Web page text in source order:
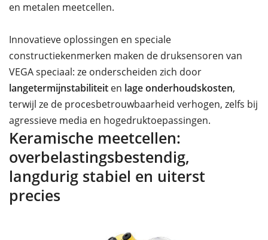
en metalen meetcellen.
Innovatieve oplossingen en speciale
constructiekenmerken maken de druksensoren van
VEGA speciaal: ze onderscheiden zich door
langetermijnstabiliteit en lage onderhoudskosten,
terwijl ze de procesbetrouwbaarheid verhogen, zelfs bij
agressieve media en hogedruktoepassingen.
Keramische meetcellen:
overbelastingsbestendig,
langdurig stabiel en uiterst
precies